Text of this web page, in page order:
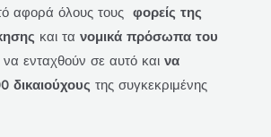
αφορά όλους τους φορείς της
και τα νομικά πρόσωπα του
να ενταχθούν σε αυτό και να
δικαιούχους της συγκεκριμένης